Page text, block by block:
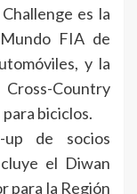
es la
FIA de
y la
Country
biciclos.
de socios
el Diwan
para la Región